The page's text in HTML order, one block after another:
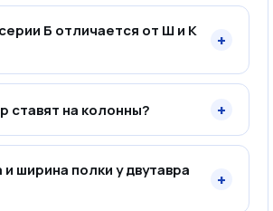
Б отличается от Ш и К
+
ставят на колонны? +
и ширина полки у двутавра
+